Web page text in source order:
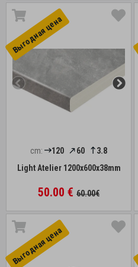
Выгоднaя цена
cm: 120 60
3.8
Light Atelier 1200x600x38mm
50.00 € 60.00€
Выгоднaя цена